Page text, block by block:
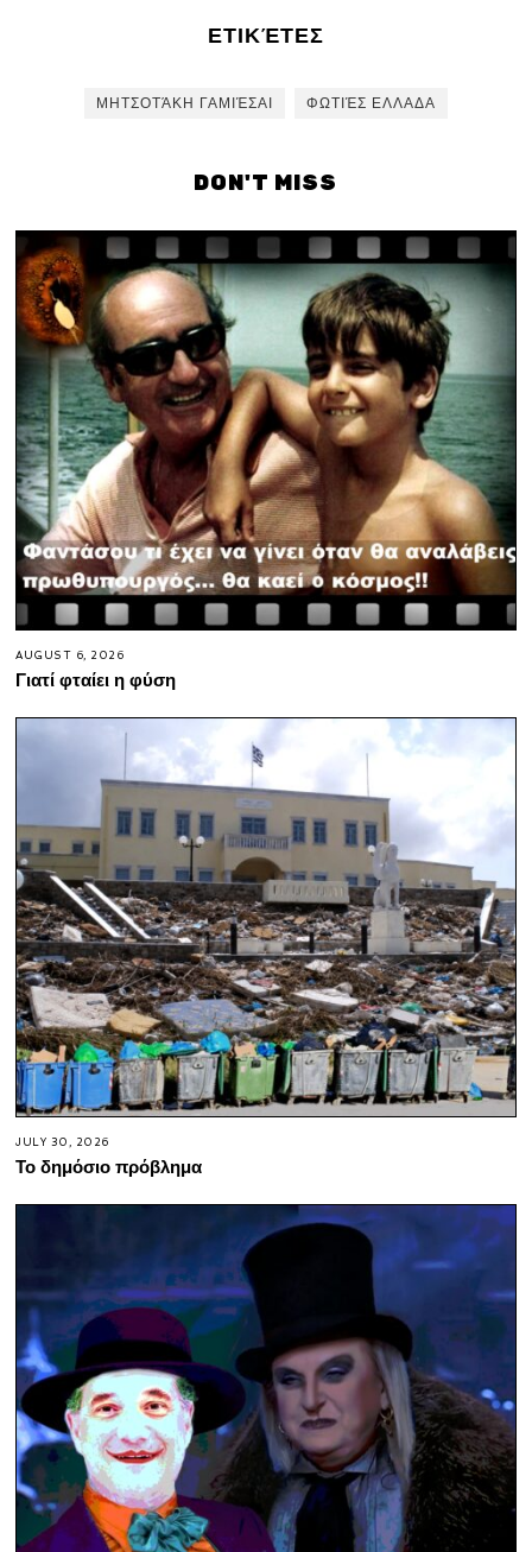
ΕΤΙΚΈΤΕΣ
ΜΗΤΣΟΤΆΚΗ ΓΑΜΙΈΣΑΙ ΦΩΤΙΈΣ ΕΛΛΑΔΑ
DON'T MISS
AUGUST 6, 2026
Γιατί φταίει η φύση
JULY 30, 2026
Το δημόσιο πρόβλημα